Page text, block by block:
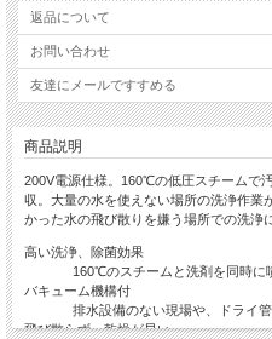
返品について
お問い合わせ
友達にメールですすめる
商品説明
200V電源仕様。160℃の低圧スチームで
収。大量の水を使えない場所の洗浄作業
かった水の飛び散りを嫌う場所での洗浄
高い洗浄、除菌効果
160℃のスチームと洗剤を同時に
バキューム機構付
排水設備のない現場や、ドライ
飛び散らず、乾燥が早い